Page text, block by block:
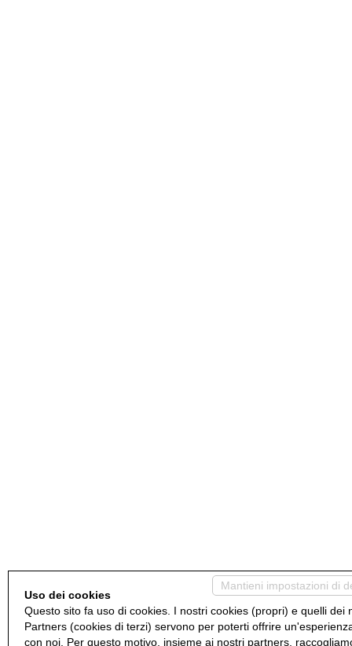
Mantieni impostazioni di
Uso dei cookies
Questo sito fa uso di cookies. I nostri cookies (propri) e quelli dei
Partners (cookies di terzi) servono per poterti offrire
con noi. Per questo motivo, insieme ai nostri partners,